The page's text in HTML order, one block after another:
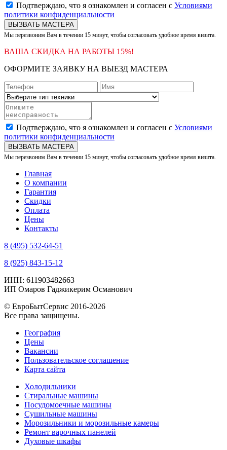
Подтверждаю, что я ознакомлен и согласен с Условиями
политики конфиденциальности
ВЫЗВАТЬ МАСТЕРА
Мы перезвоним Вам в течении 15 минут, чтобы согласовать удобное время визита.
ВАША СКИДКА НА РАБОТЫ 15%!
ОФОРМИТЕ ЗАЯВКУ НА ВЫЕЗД МАСТЕРА
Подтверждаю, что я ознакомлен и согласен с Условиями
политики конфиденциальности
ВЫЗВАТЬ МАСТЕРА
Мы перезвоним Вам в течении 15 минут, чтобы согласовать удобное время визита.
Главная
О компании
Гарантия
Скидки
Оплата
Цены
Контакты
8 (495) 532-64-51
8 (925) 843-15-12
ИНН: 611903482663
ИП Омаров Гаджикерим Османович
© ЕвроБытСервис 2016-2026
Все права защищены.
География
Цены
Вакансии
Пользовательское соглашение
Карта сайта
Холодильники
Стиральные машины
Посудомоечные машины
Сушильные машины
Морозильники и морозильные камеры
Ремонт варочных панелей
Духовые шкафы